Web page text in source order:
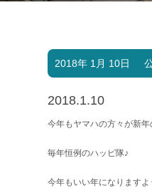
2018年 1月 10日
2018.1.10
今年もヤマハの方々が新
毎年恒例のハッピ隊♪
今年もいい年になります